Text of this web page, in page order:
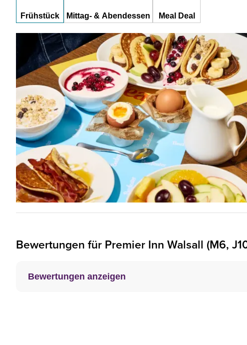
Frühstück Mittag- & Abendessen Meal Deal
Bewertungen für Premier Inn Walsall (M6,
Bewertungen anzeigen